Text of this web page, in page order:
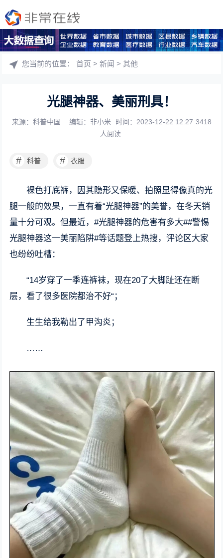
您当前的位置：首页 >新闻 >其他
光腿神器、美丽刑具！
来源：科普中国 编辑：非小米 时间：2023-12-22 12:27 3418
人阅读
# 科普 # 衣服
裸色打底裤，因其隐形又保暖、拍照显得像真的光
腿一般的效果，一直有着“光腿神器”的美誉，在冬天销
量十分可观。但最近，#光腿神器的危害有多大##警惕
光腿神器这一美丽陷阱#等话题登上热搜，评论区大家
也纷纷吐槽：
“14岁穿了一季连裤袜，现在20了大脚趾还在断
层，看了很多医院都治不好“；
生生给我勒出了甲沟炎；
……